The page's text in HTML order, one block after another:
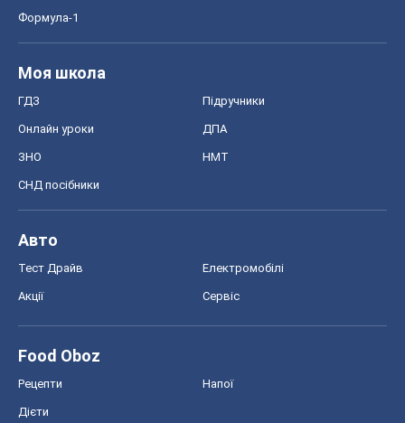
Формула-1
Моя школа
ГДЗ Підручники
Онлайн уроки ДПА
ЗНО НМТ
СНД посібники
Авто
Тест Драйв Електромобілі
Акції Сервіс
Food Oboz
Рецепти Напої
Дієти